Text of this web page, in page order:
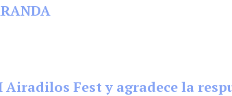
Fest y agradece la